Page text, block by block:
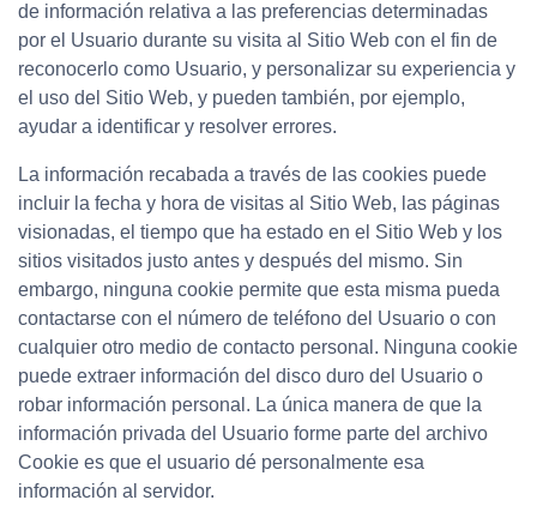
de información relativa a las preferencias determinadas
por el Usuario durante su visita al Sitio Web con el fin de
reconocerlo como Usuario, y personalizar su experiencia y
el uso del Sitio Web, y pueden también, por ejemplo,
ayudar a identificar y resolver errores.
La información recabada a través de las cookies puede
incluir la fecha y hora de visitas al Sitio Web, las páginas
visionadas, el tiempo que ha estado en el Sitio Web y los
sitios visitados justo antes y después del mismo. Sin
embargo, ninguna cookie permite que esta misma pueda
contactarse con el número de teléfono del Usuario o con
cualquier otro medio de contacto personal. Ninguna cookie
puede extraer información del disco duro del Usuario o
robar información personal. La única manera de que la
información privada del Usuario forme parte del archivo
Cookie es que el usuario dé personalmente esa
información al servidor.